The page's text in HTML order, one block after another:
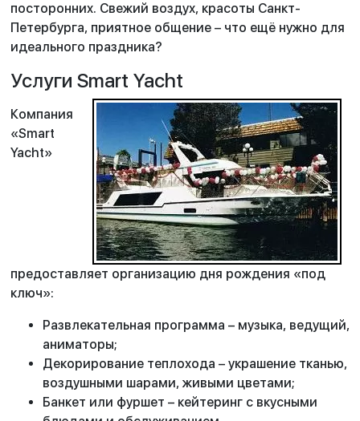
посторонних. Свежий воздух, красоты Санкт-
Петербурга, приятное общение – что ещё нужно для
идеального праздника?
Услуги Smart Yacht
Компания
«Smart
Yacht»
предоставляет организацию дня рождения «под
ключ»:
Развлекательная программа – музыка, ведущий,
аниматоры;
Декорирование теплохода – украшение тканью,
воздушными шарами, живыми цветами;
Банкет или фуршет – кейтеринг с вкусными